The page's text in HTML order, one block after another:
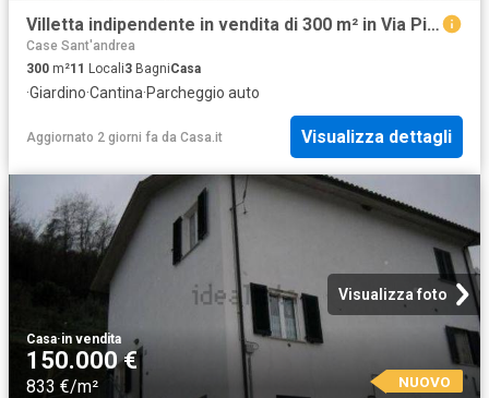
Villetta indipendente in vendita di 300 m² in Via Pietro Nenni, 5
Case Sant'andrea
300 m²11 Locali3 BagniCasa
·Giardino·Cantina·Parcheggio auto
Aggiornato 2 giorni fa da Casa.it Visualizza dettagli
Visualizza foto
Casa·in vendita
150.000 €
833 €/m² NUOVO